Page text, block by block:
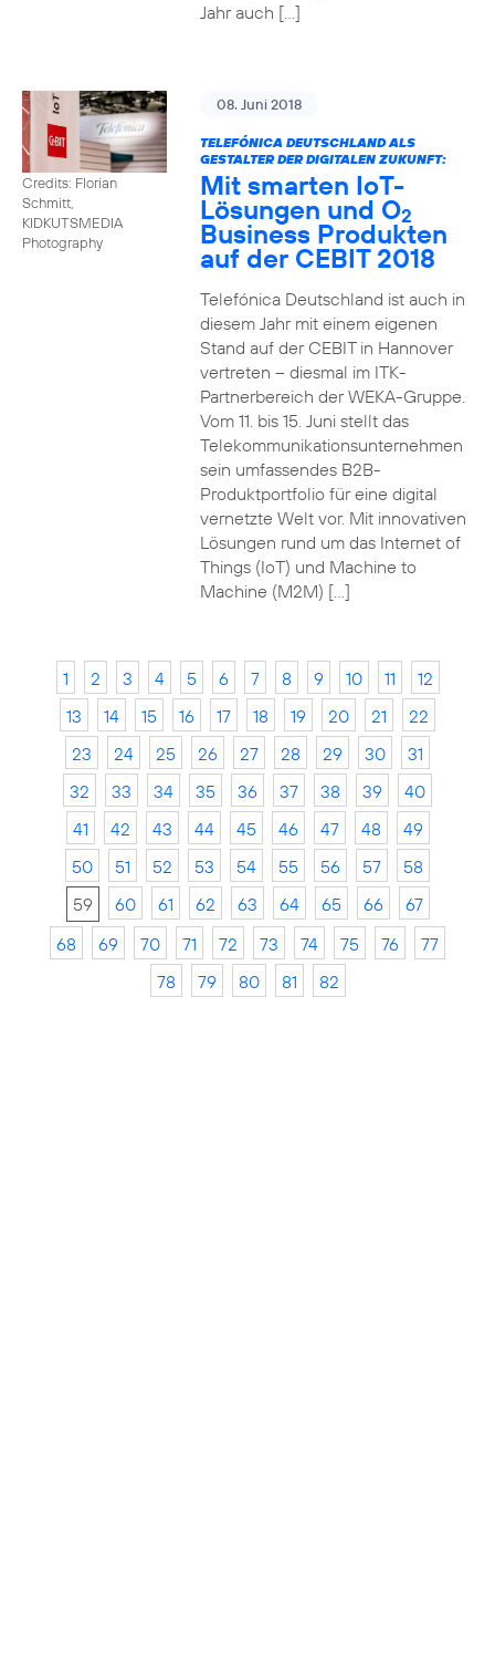
Jahr auch […]
Credits: Florian
Schmitt,
KIDKUTSMEDIA
Photography
08. Juni 2018
TELEFÓNICA DEUTSCHLAND ALS
GESTALTER DER DIGITALEN ZUKUNFT:
Mit smarten IoT-
Lösungen und O2
Business Produkten
auf der CEBIT 2018
Telefónica Deutschland ist auch in
diesem Jahr mit einem eigenen
Stand auf der CEBIT in Hannover
vertreten – diesmal im ITK-
Partnerbereich der WEKA-Gruppe.
Vom 11. bis 15. Juni stellt das
Telekommunikationsunternehmen
sein umfassendes B2B-
Produktportfolio für eine digital
vernetzte Welt vor. Mit innovativen
Lösungen rund um das Internet of
Things (IoT) und Machine to
Machine (M2M) […]
1 2 3 4 5 6 7 8 9 10 11
12
13
14 15 16 17 18 19 20 21
22
23
24 25 26 27 28 29 30
31
32
33 34 35 36 37 38 39
40
41
42 43 44 45 46 47 48
49
50
51 52 53 54 55 56 57
58
59
60 61 62 63 64 65 66
67
68
69 70 71 72 73 74 75 76
77
78
79 80 81 82